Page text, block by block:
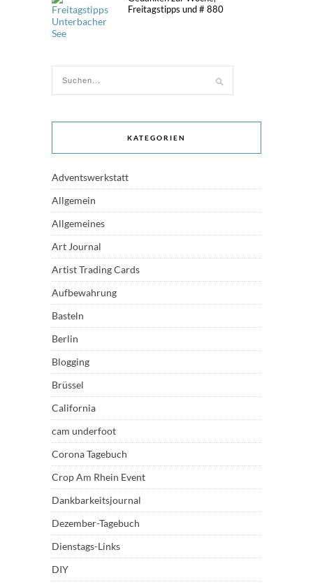
Freitagstipps und # 880
KATEGORIEN
Adventswerkstatt
Allgemein
Allgemeines
Art Journal
Artist Trading Cards
Aufbewahrung
Basteln
Berlin
Blogging
Brüssel
California
cam underfoot
Corona Tagebuch
Crop Am Rhein Event
Dankbarkeitsjournal
Dezember-Tagebuch
Dienstags-Links
DIY